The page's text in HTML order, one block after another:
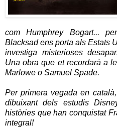
com Humphrey Bogart...
Blacksad ens porta als Estats
investiga misterioses
Una obra que et recordarà a
Marlowe o Samuel Spade.
Per primera vegada en
dibuixant dels estudis
històries que han conquistat
integral!